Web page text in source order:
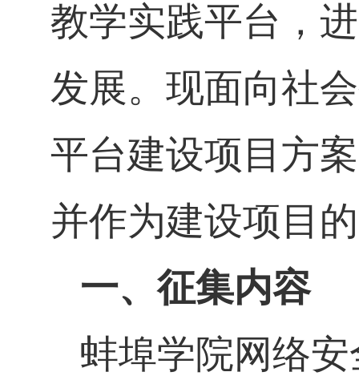
教学实践平台，
发展。现面向社
平台建设项目方
并作为建设项目
一、征集内容
蚌埠学院网络